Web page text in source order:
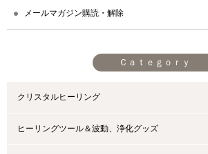
メールマガジン購読・解除
Ｃａｔｅｇｏｒｙ
クリスタルヒーリング
ヒーリングツール＆波動、浄化グッズ